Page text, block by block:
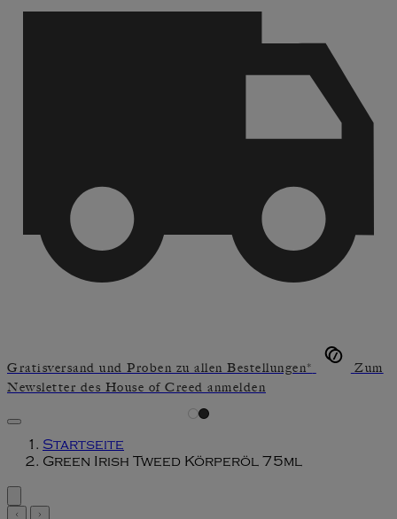
Gratisversand und Proben zu allen Bestellungen*
Zum
Newsletter des House of Creed anmelden
Startseite
Green Irish Tweed Körperöl 75ml